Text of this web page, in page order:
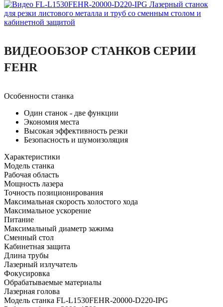
ВИДЕООБЗОР СТАНКОВ СЕРИИ
FEHR
Особенности станка
Один станок - две функции
Экономия места
Высокая эффективность резки
Безопасность и шумоизоляция
Характеристики
Модель станка
Рабочая область
Мощность лазера
Точность позиционирования
Максимальная скорость холостого хода
Максимальное ускорение
Питание
Максимальный диаметр зажима
Сменный стол
Кабинетная защита
Длина трубы
Лазерный излучатель
Фокусировка
Обрабатываемые материалы
Лазерная голова
Модель станка FL-L1530FEHR-20000-D220-IPG